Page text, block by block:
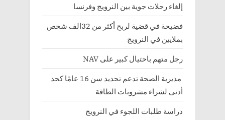
إلغاء رحلات جوية بين النرويج وفرنسا
فضيحة في قضية لربح أكثر من 32الف شخص
بملايين في النرويج
رجل متهم باحتيال كبير على NAV
مديرية الصحة تدعم تحديد سن 16 عامًا كحد
أدنى لشراء مشروبات الطاقة
دراسة طلبات اللجوء في النرويج